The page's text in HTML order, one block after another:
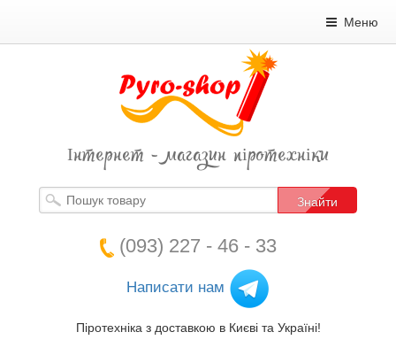
Меню
Інтернет - магазин піротехніки
Знайти
(093) 227 - 46 - 33
Написати нам
Піротехніка з доставкою в Києві та Україні!